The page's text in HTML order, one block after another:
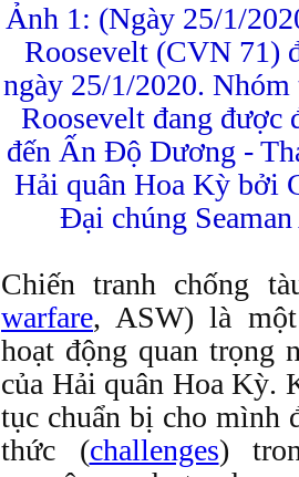
Ảnh 1: (Ngày 25/1/
Roosevelt (CVN 71)
ngày 25/1/2020.
Roosevelt đang được
đến Ấn Độ Dương -
Hải quân Hoa Kỳ bởi
Đại chúng
Chiến tranh chống
warfare, ASW) là
hoạt động quan trọng
của Hải quân Hoa Kỳ.
tục chuẩn bị cho mình
thức (challenges)